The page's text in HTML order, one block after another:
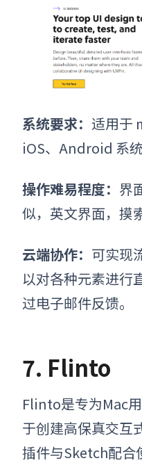
系统要求： 适用于
iOS、Android 系统
操作难易程度： 界
似，英文界面，摸
云端协作： 可实现
以对各种元素进行
过电子邮件反馈。
7. Flinto
Flinto是专为Mac
于创建高保真交互
插件与Sketch配合